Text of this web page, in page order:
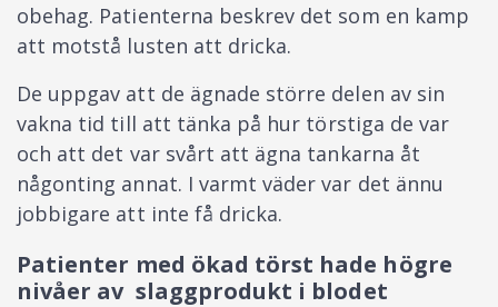
obehag. Patienterna beskrev det som en kamp
att motstå lusten att dricka.
De uppgav att de ägnade större delen av sin
vakna tid till att tänka på hur törstiga de var
och att det var svårt att ägna tankarna åt
någonting annat. I varmt väder var det ännu
jobbigare att inte få dricka.
Patienter med ökad törst hade högre
nivåer av slaggprodukt i blodet